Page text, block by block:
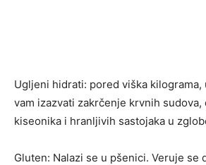
Ugljeni hidrati: pored viška
vam izazvati zakrčenje krvnih
kiseonika i hranljivih sastojaka u
Gluten: Nalazi se u pšenici. Veruje se